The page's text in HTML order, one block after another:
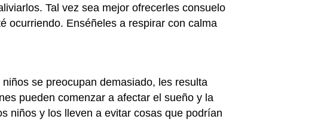
Tal vez sea mejor ofrecerles consuelo
ocurriendo. Enséñeles a respirar con calma
se preocupan demasiado, les resulta
pueden comenzar a afectar el sueño y la
niños y los lleven a evitar cosas que podrían